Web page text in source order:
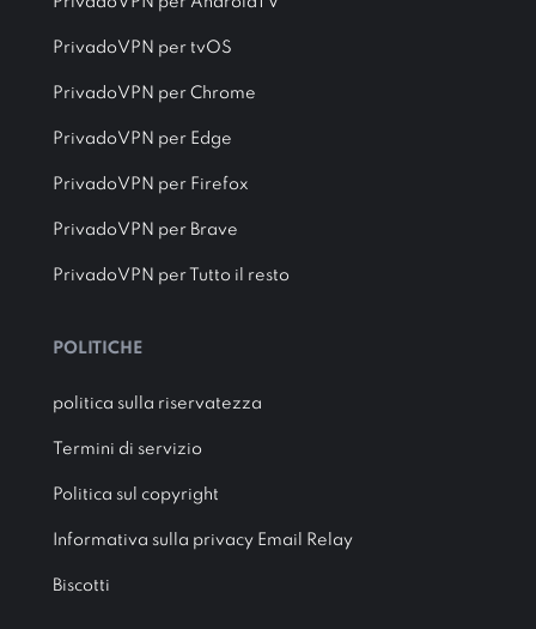
PrivadoVPN per tvOS
PrivadoVPN per Chrome
PrivadoVPN per Edge
PrivadoVPN per Firefox
PrivadoVPN per Brave
PrivadoVPN per Tutto il resto
POLITICHE
politica sulla riservatezza
Termini di servizio
Politica sul copyright
Informativa sulla privacy Email Relay
Biscotti